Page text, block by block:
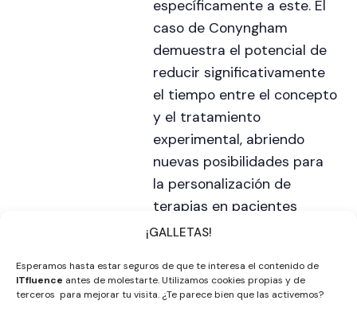
¡GALLETAS!
Esperamos hasta estar seguros de que te interesa el contenido de
ITfluence antes de molestarte. Utilizamos cookies propias y de
terceros para mejorar tu visita. ¿Te parece bien que las activemos?
específicamente a este. El
caso de Conyngham
demuestra el potencial de
reducir significativamente
el tiempo entre el concepto
y el tratamiento
experimental, abriendo
nuevas posibilidades para
la personalización de
terapias en pacientes
oncológicos, tanto caninos